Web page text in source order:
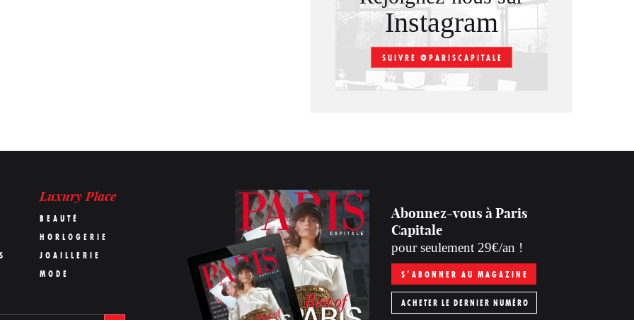
Instagram
SUIVRE @PARISCAPITALE
Luxury Place
BEAUTÉ
HORLOGERIE
JOAILLERIE
MODE
Abonnez-vous à Paris
Capitale
pour seulement 29€/an !
S’ABONNER AU MAGAZINE
ACHETER LE DERNIER NUMÉRO